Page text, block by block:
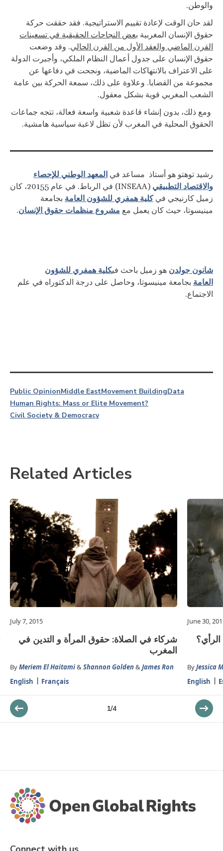
والوطن.
لقد حان الوقت لإعادة تقييم الاستراتيجية. فقد حققت حركة
حقوق الإنسان المغربية بعض النجاحات الحقيقية في تسعينات
القرن الماضي والعقد الأول من القرن الحالي. وقد وضعت
حقوق الإنسان على جدول أعمال النظام الملكي، وأجبرت الدولة
على الاعتراف بالانتهاكات الماضية، ونجحت في دفاعها عن
مجموعة من القضايا. وعلاوة على ذلك، سمعة الحركة بين عامة
الشعب المغربي قوية بشكل معقول.
ومع ذلك، بدون إنشاء قاعدة شعبية واسعة فعالة، تتجه جماعات
الحقوق المحلية في المغرب لأن تظل لاعبة سياسية هامشية.
رشيد توهتو هو أستاذ مساعد في المعهد الوطني للإحصاء
والاقتصاد التطبيقي
(INSEAA) في الرباط. في عام 20155، كان
زميل كارنيجي فيكلية همفري للشؤون العامة بجامعة
مينيسوتا، حيث كان يعمل مع مشروع منظمات حقوق الإنسان.
شانون جولدن هو زميل باحث فيكلية همفري للشؤون
العامة بجامعة مينيسوتا، وحاصل على درجة الدكتوراه في علم
الاجتماع.
Public OpinionMiddle EastMovement BuildingData
Human Rights: Mass or Elite Movement?
Civil Society & Democracy
Related Articles
July 7, 2015
شركاء في الصلاة: حقوق المرأة و التدين في
المغرب
ByMeriem El Haitami&Shannon Golden&James Ron
English
Français
June 30,
ByJessica
English
1/4